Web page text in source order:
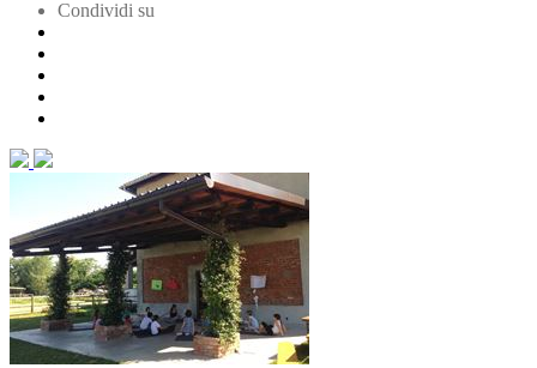
Condividi su